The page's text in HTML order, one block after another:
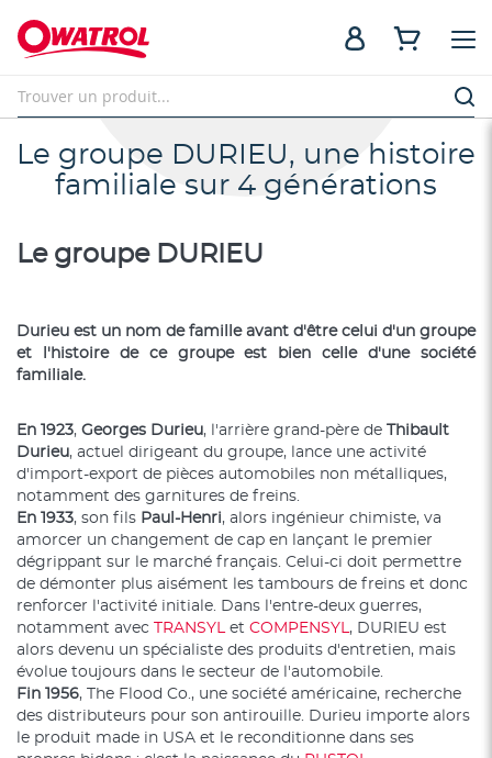
Le groupe DURIEU, une histoire
familiale sur 4 générations
Le groupe DURIEU
Durieu est un nom de famille avant d'être celui d'un groupe
et l'histoire de ce groupe est bien celle d'une société
familiale.
En 1923, Georges Durieu, l'arrière grand-père de
Thibault
Durieu, actuel dirigeant du groupe, lance une activité
d'import-export de pièces automobiles non métalliques,
notamment des garnitures de freins.
En 1933, son fils Paul-Henri, alors ingénieur chimiste, va
amorcer un changement de cap en lançant le premier
dégrippant sur le marché français. Celui-ci doit permettre
de démonter plus aisément les tambours de freins et donc
renforcer l'activité initiale. Dans l'entre-deux guerres,
notamment avec
TRANSYL et COMPENSYL, DURIEU est
alors devenu un spécialiste des produits d'entretien, mais
évolue toujours dans le secteur de l'automobile.
Fin 1956, The Flood Co., une société américaine, recherche
des distributeurs pour son antirouille. Durieu importe alors
le produit made in USA et le reconditionne dans ses